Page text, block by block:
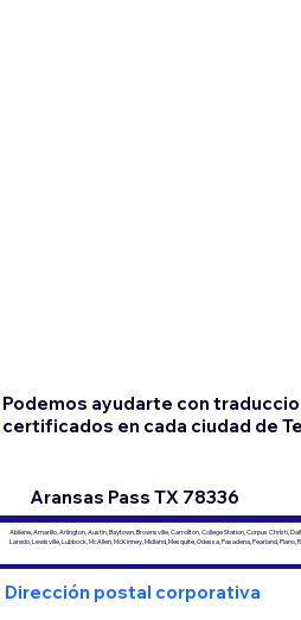
Podemos ayudarte con
certificados en cada ciudad de
Aransas Pass TX 78336
Abilene, Amarillo, Arlington, Austin, Baytown, Brownsville, Carrollton, College Station, Corpus Christi,
Laredo, Lewisville, Lubbock, McAllen, McKinney, Midland, Mesquite, Odessa, Pasadena, Pearland, Plano,
Dirección postal corporativa